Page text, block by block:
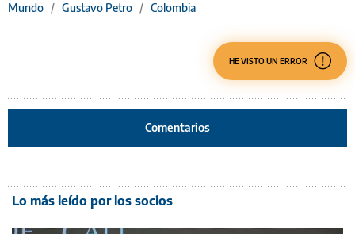
Mundo / Gustavo Petro / Colombia
HE VISTO UN ERROR
Comentarios
Lo más leído por los socios